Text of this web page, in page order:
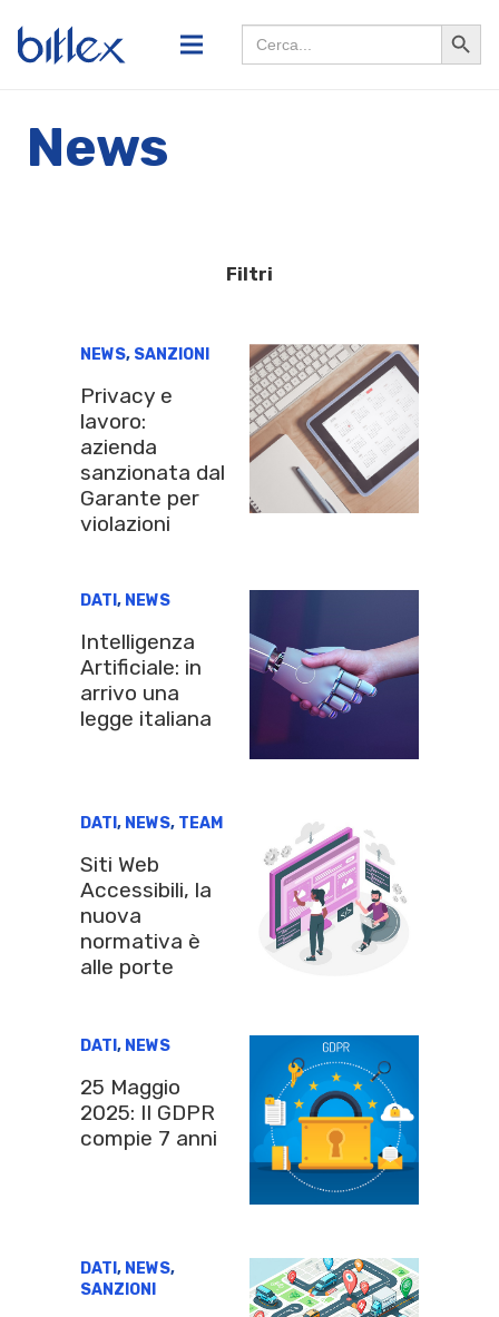
Search
for:
News
Filtri
NEWS, SANZIONI
Privacy e
lavoro:
azienda
sanzionata dal
Garante per
violazioni
DATI , NEWS
Intelligenza
Artificiale: in
arrivo una
legge italiana
DATI , NEWS, TEAM
Siti Web
Accessibili, la
nuova
normativa è
alle porte
DATI , NEWS
25 Maggio
2025: Il GDPR
compie 7 anni
DATI , NEWS,
SANZIONI